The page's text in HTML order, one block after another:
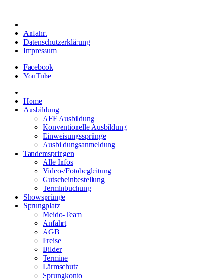
Anfahrt
Datenschutzerklärung
Impressum
Facebook
YouTube
Home
Ausbildung
AFF Ausbildung
Konventionelle Ausbildung
Einweisungssprünge
Ausbildungsanmeldung
Tandemspringen
Alle Infos
Video-/Fotobegleitung
Gutscheinbestellung
Terminbuchung
Showsprünge
Sprungplatz
Meido-Team
Anfahrt
AGB
Preise
Bilder
Termine
Lärmschutz
Sprungkonto